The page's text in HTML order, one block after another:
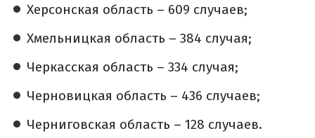
Херсонская область – 609 случаев;
Хмельницкая область – 384 случая;
Черкасская область – 334 случая;
Черновицкая область – 436 случаев;
Черниговская область – 128 случаев.